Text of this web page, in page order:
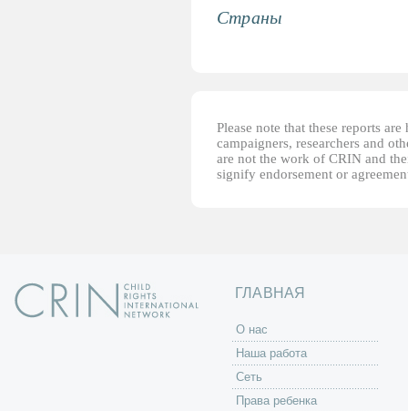
Страны
Please note that these reports
campaigners, researchers and
are not the work of CRIN and
signify endorsement or
ГЛАВНАЯ
O нас
Наша работа
Сеть
Права ребенка